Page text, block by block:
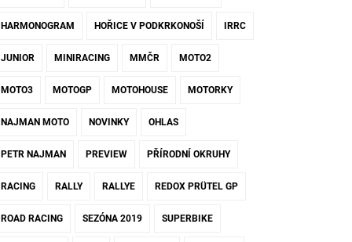
HARMONOGRAM HOŘICE V PODKRKONOŠÍ IRRC
JUNIOR MINIRACING MMČR MOTO2
MOTO3 MOTOGP MOTOHOUSE MOTORKY
NAJMAN MOTO NOVINKY OHLAS
PETR NAJMAN PREVIEW PŘÍRODNÍ OKRUHY
RACING RALLY RALLYE REDOX PRÜTEL GP
ROAD RACING SEZÓNA 2019 SUPERBIKE